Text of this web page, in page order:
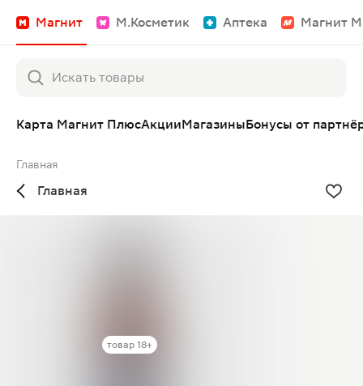
Магнит М.Косметик Аптека Магнит
Карта Магнит ПлюсАкцииМагазиныБонусы от
Главная
Главная
товар 18+